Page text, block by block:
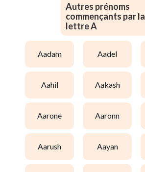
Autres prénoms
commençants par la
lettre A
aadam aadel
aahil aakash
aarone aaronn
aarush aayan